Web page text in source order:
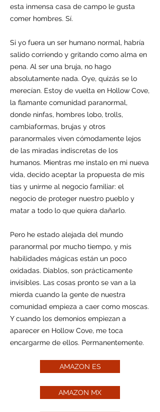
esta inmensa casa de campo le gusta
comer hombres. Sí.
Si yo fuera un ser humano normal, habría
salido corriendo y gritando como alma en
pena. Al ser una bruja, no hago
absolutamente nada. Oye, quizás se lo
merecían. Estoy de vuelta en Hollow Cove,
la flamante comunidad paranormal,
donde ninfas, hombres lobo, trolls,
cambiaformas, brujas y otros
paranormales viven cómodamente lejos
de las miradas indiscretas de los
humanos. Mientras me instalo en mi nueva
vida, decido aceptar la propuesta de mis
tías y unirme al negocio familiar: el
negocio de proteger nuestro pueblo y
matar a todo lo que quiera dañarlo.
Pero he estado alejada del mundo
paranormal por mucho tiempo, y mis
habilidades mágicas están un poco
oxidadas. Diablos, son prácticamente
invisibles. Las cosas pronto se van a la
mierda cuando la gente de nuestra
comunidad empieza a caer como moscas.
Y cuando los demonios empiezan a
aparecer en Hollow Cove, me toca
encargarme de ellos. Permanentemente.
AMAZON ES
AMAZON MX